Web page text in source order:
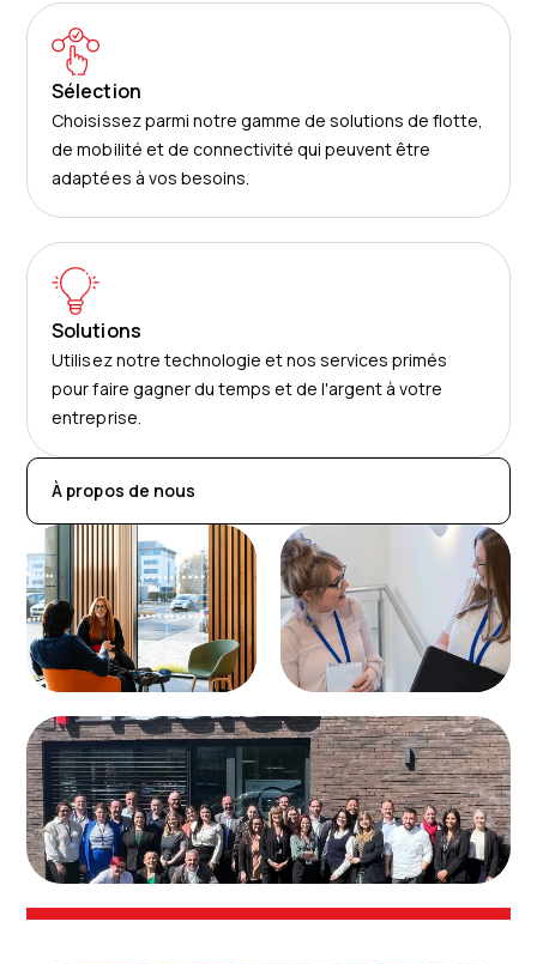
Sélection
Choisissez parmi notre gamme de solutions de flotte,
de mobilité et de connectivité qui peuvent être
adaptées à vos besoins.
Solutions
Utilisez notre technologie et nos services primés
pour faire gagner du temps et de l'argent à votre
entreprise.
À propos de nous